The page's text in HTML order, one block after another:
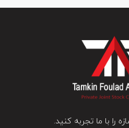
را با ما تجربه کنید.